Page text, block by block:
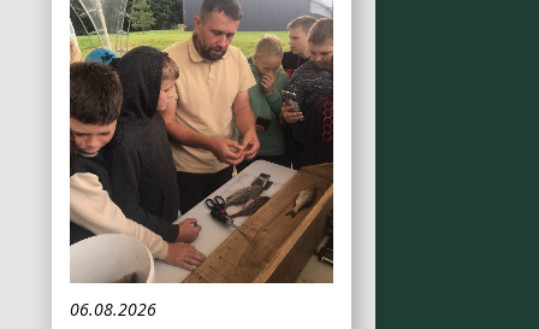
06.08.2026